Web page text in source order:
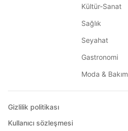
Kültür-Sanat
Sağlık
Seyahat
Gastronomi
Moda & Bakım
Gizlilik politikası
Kullanıcı sözleşmesi